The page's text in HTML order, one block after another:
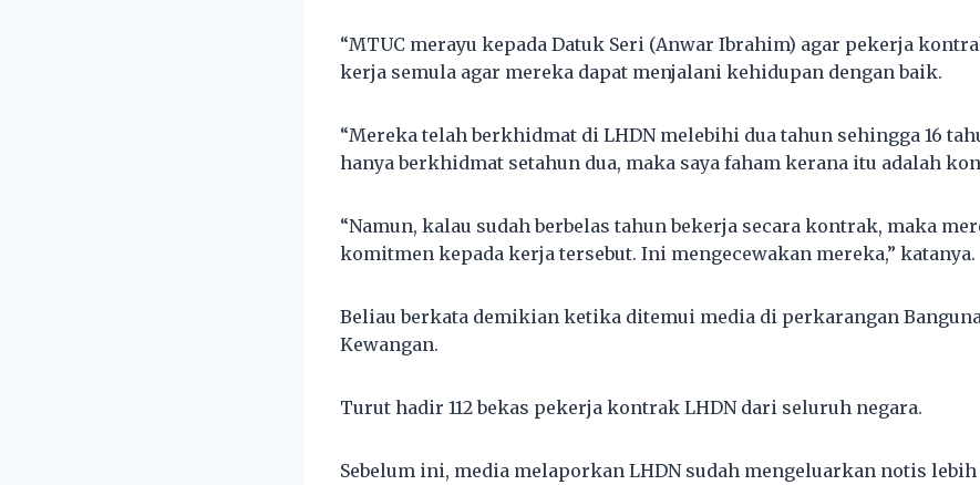
“MTUC merayu kepada Datuk Seri (Anwar Ibrahim) agar pekerja
kerja semula agar mereka dapat menjalani kehidupan dengan baik.
“Mereka telah berkhidmat di LHDN melebihi dua tahun sehingga 16
hanya berkhidmat setahun dua, maka saya faham kerana itu adalah
“Namun, kalau sudah berbelas tahun bekerja secara kontrak, maka
komitmen kepada kerja tersebut. Ini mengecewakan mereka,” katanya.
Beliau berkata demikian ketika ditemui media di perkarangan
Kewangan.
Turut hadir 112 bekas pekerja kontrak LHDN dari seluruh negara.
Sebelum ini, media melaporkan LHDN sudah mengeluarkan notis